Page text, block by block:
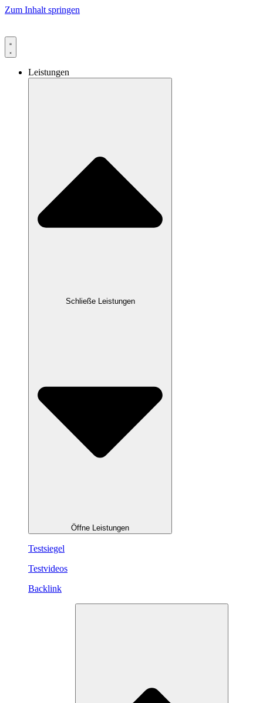
Zum Inhalt springen
Leistungen
Schließe Leistungen
Öffne Leistungen
Testsiegel
Testvideos
Backlink